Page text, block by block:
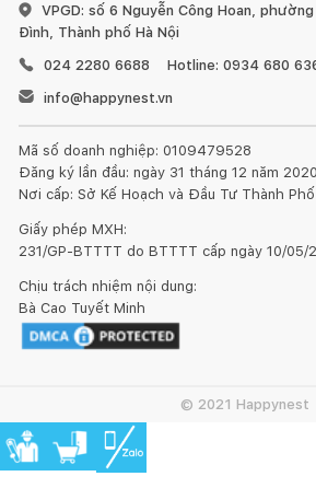
VPGD: số 6 Nguyễn Công Hoan,
Đình, Thành phố Hà Nội
024 2280 6688
Hotline: 0934 680
info@happynest.vn
Mã số doanh nghiệp: 0109479528
Đăng ký lần đầu: ngày 31 tháng 12 năm 2020
Nơi cấp: Sở Kế Hoạch và Đầu Tư Thành Phố
Giấy phép MXH:
231/GP-BTTTT do BTTTT cấp ngày 10/05/
Chịu trách nhiệm nội dung:
Bà Cao Tuyết Minh
© 2021 Happynest